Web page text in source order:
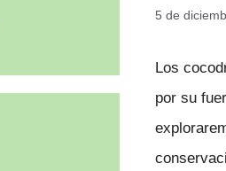
5 de
Los
por su